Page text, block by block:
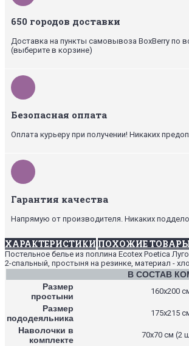
650 городов доставки
Доставка на пункты самовывоза BoxBerry по
(выберите в корзине)
Безопасная оплата
Оплата курьеру при получении! Никаких
Гарантия качества
Напрямую от производителя. Никаких
ХАРАКТЕРИСТИКИ ПОХОЖИЕ
Постельное белье из поплина Ecotex Poetica
2-спальный, простыня на резинке, материал -
В СОСТАВ
Размер
простыни
160х200
Размер
пододеяльника
175х215
Наволочки в
комплекте
70х70 см (2